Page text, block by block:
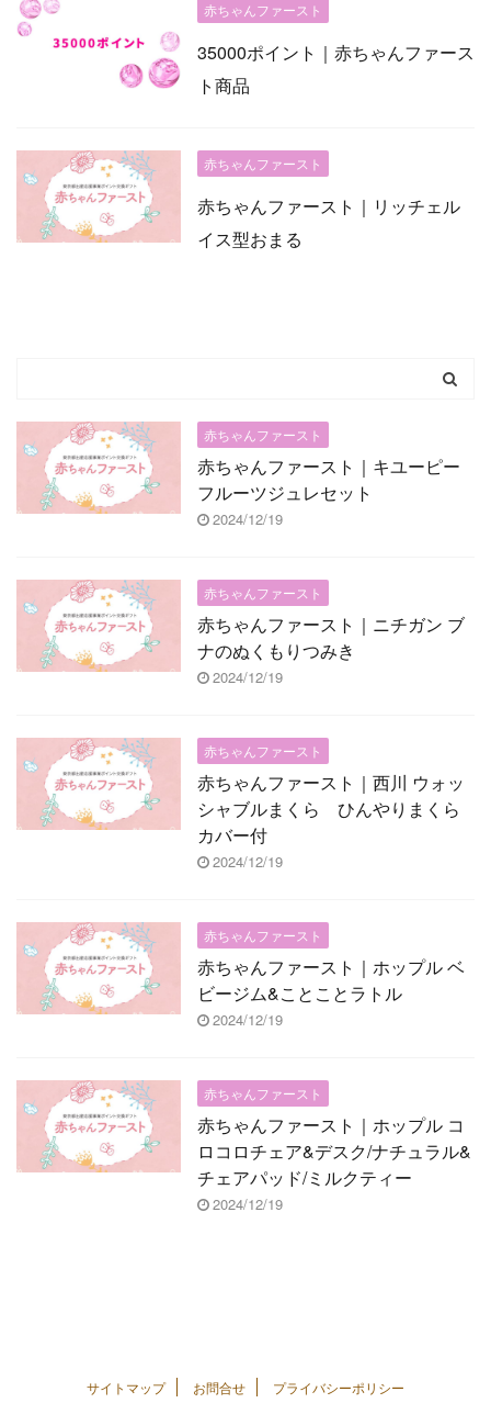
赤ちゃんファースト
35000ポイント｜赤ちゃんファース
ト商品
赤ちゃんファースト
赤ちゃんファースト｜リッチェル
イス型おまる
赤ちゃんファースト
赤ちゃんファースト｜キユーピー
フルーツジュレセット
2024/12/19
赤ちゃんファースト
赤ちゃんファースト｜ニチガン ブ
ナのぬくもりつみき
2024/12/19
赤ちゃんファースト
赤ちゃんファースト｜西川 ウォッ
シャブルまくら ひんやりまくら
カバー付
2024/12/19
赤ちゃんファースト
赤ちゃんファースト｜ホップル ベ
ビージム&ことことラトル
2024/12/19
赤ちゃんファースト
赤ちゃんファースト｜ホップル コ
ロコロチェア&デスク/ナチュラル&
チェアパッド/ミルクティー
2024/12/19
サイトマップ お問合せ プライバシーポリシー